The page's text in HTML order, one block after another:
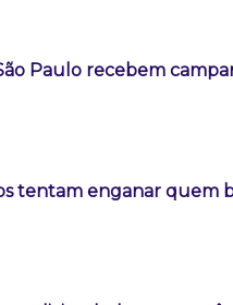
Paulo recebem
tentam enganar quem